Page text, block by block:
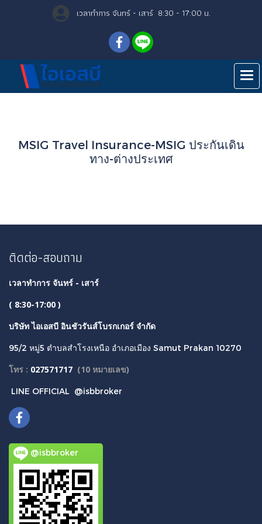
เวลาทำการ จันทร์ - เสาร์ 8:30 - 17:00 น.
MSIG Travel Insurance-MSIG ประกันเดิน
ทาง-ต่างประเทศ
ติดต่อ-สอบถาม
เวลาทำการ จันทร์ - เสาร์
( 8:30-17:00 )
บริษัท ไอเอสบี อินชัวรันส์โบรกเกอร์ จำกัด
95/2 หมู่5 ตำบลสำโรงเหนือ อำเภอเมือง Samut Prakan 10270
โทร : 027571717 (10 หมายเลข)
LINE OFFICIAL @isbbroker
@isbbroker